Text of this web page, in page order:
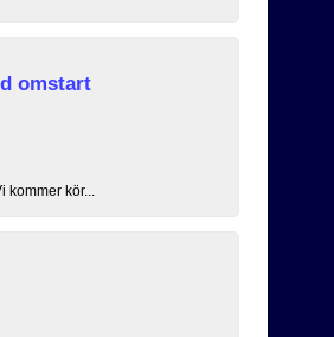
omstart
kör...